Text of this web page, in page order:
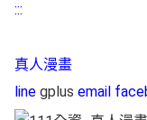
:::
真人漫畫
line gplus email